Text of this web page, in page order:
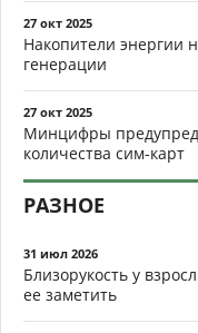
27 окт 2025
Накопители энергии
генерации
27 окт 2025
Минцифры
количества сим-карт
РАЗНОЕ
31 июл 2026
Близорукость у
ее заметить